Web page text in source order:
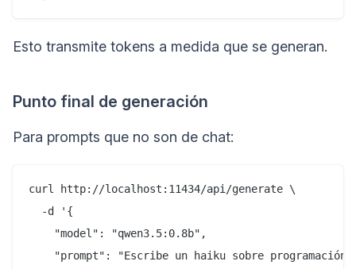
Esto transmite tokens a medida que se generan.
Punto final de generación
Para prompts que no son de chat:
curl http://localhost:11434/api/generate \
  -d '{
    "model": "qwen3.5:0.8b",
"prompt": "Escribe un haiku sobre